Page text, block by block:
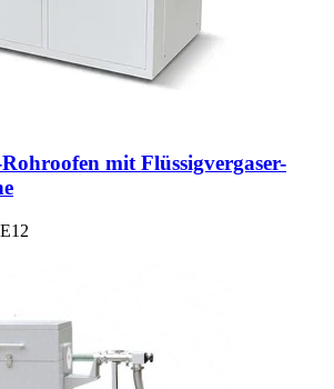
mit Flüssigvergaser-